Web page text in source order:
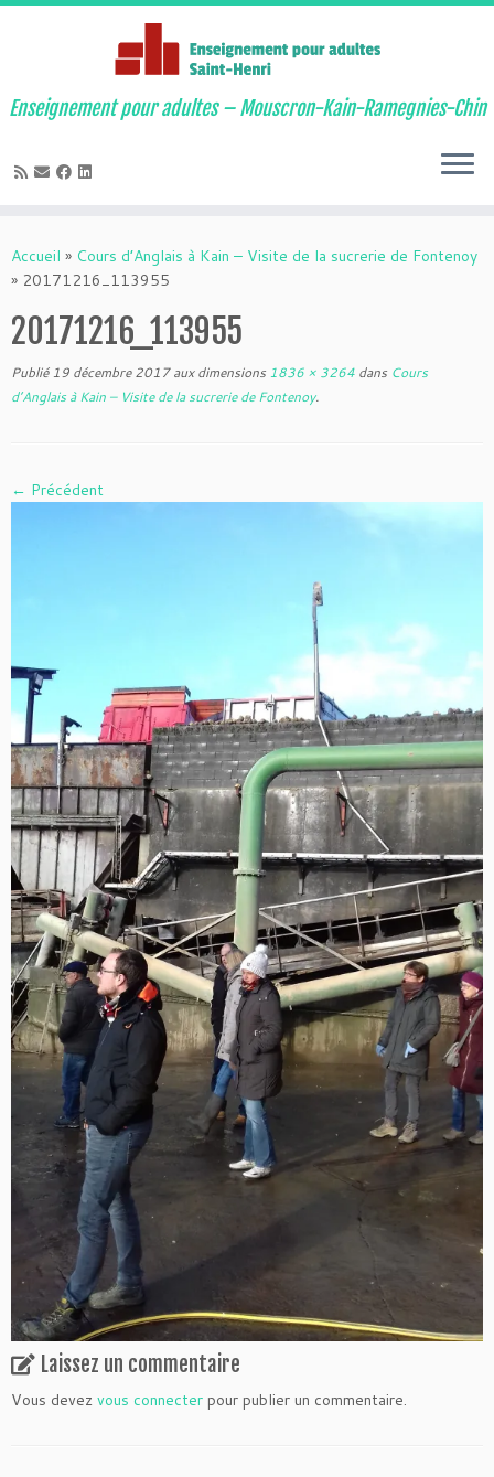
au
contenu
Enseignement pour adultes – Mouscron-Kain-Ramegnies-Chin
Accueil » Cours d’Anglais à Kain – Visite de la sucrerie de Fontenoy
» 20171216_113955
20171216_113955
Publié 19 décembre 2017aux dimensions 1836 × 3264 dans Cours
d’Anglais à Kain – Visite de la sucrerie de Fontenoy.
← Précédent
Laissez un commentaire
Vous devez vous connecter pour publier un commentaire.